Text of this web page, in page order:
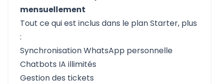
mensuellement
Tout ce qui est inclus dans le plan Starter, plus
:
Synchronisation WhatsApp personnelle
Chatbots IA illimités
Gestion des tickets